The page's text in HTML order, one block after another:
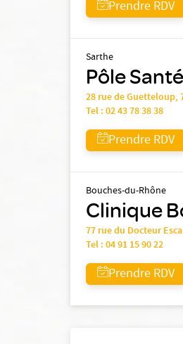
Prendre RDV
Sarthe
Pôle
28 rue de Guetteloup,
Tel :02 43 78 38 38
Prendre RDV
Bouches-du-Rhône
Clinique
77 rue du Docteur
Tel :04 91 15 90 22
Prendre RDV